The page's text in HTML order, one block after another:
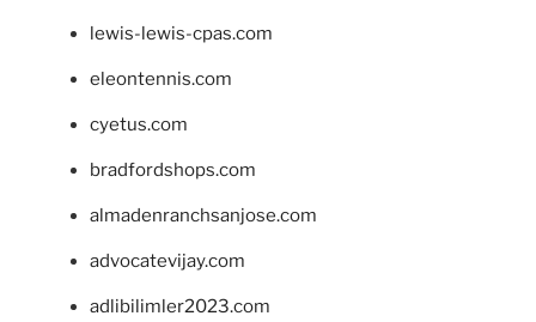
lewis-lewis-cpas.com
eleontennis.com
cyetus.com
bradfordshops.com
almadenranchsanjose.com
advocatevijay.com
adlibilimler2023.com